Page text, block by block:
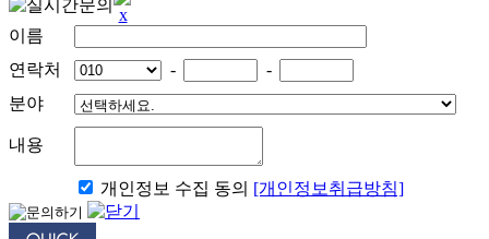
이름
연락처
-
-
분야
내용
개인정보 수집 동의 [개인정보취급방침]